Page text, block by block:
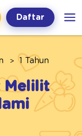
Daftar
1 Tahun
Melilit